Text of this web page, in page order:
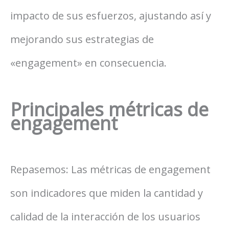
impacto de sus esfuerzos, ajustando así y
mejorando sus estrategias de
«engagement» en consecuencia.
Principales métricas de
engagement
Repasemos: Las métricas de engagement
son indicadores que miden la cantidad y
calidad de la interacción de los usuarios